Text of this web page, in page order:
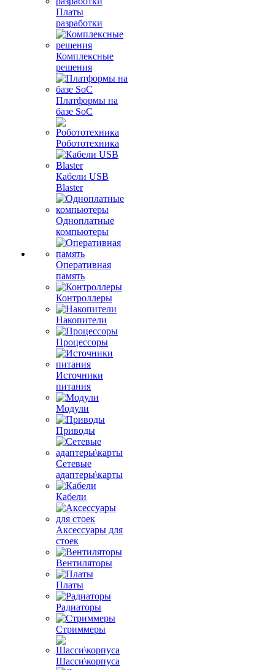
Платы
разработки
Комплексные
решения
Платформы на
базе SoC
Робототехника
Кабели USB
Blaster
Одноплатные
компьютеры
Оперативная
память
Контроллеры
Накопители
Процессоры
Источники
питания
Модули
Приводы
Сетевые
адаптеры\карты
Кабели
Аксессуары для
стоек
Вентиляторы
Платы
Радиаторы
Стриммеры
Шасси\корпуса